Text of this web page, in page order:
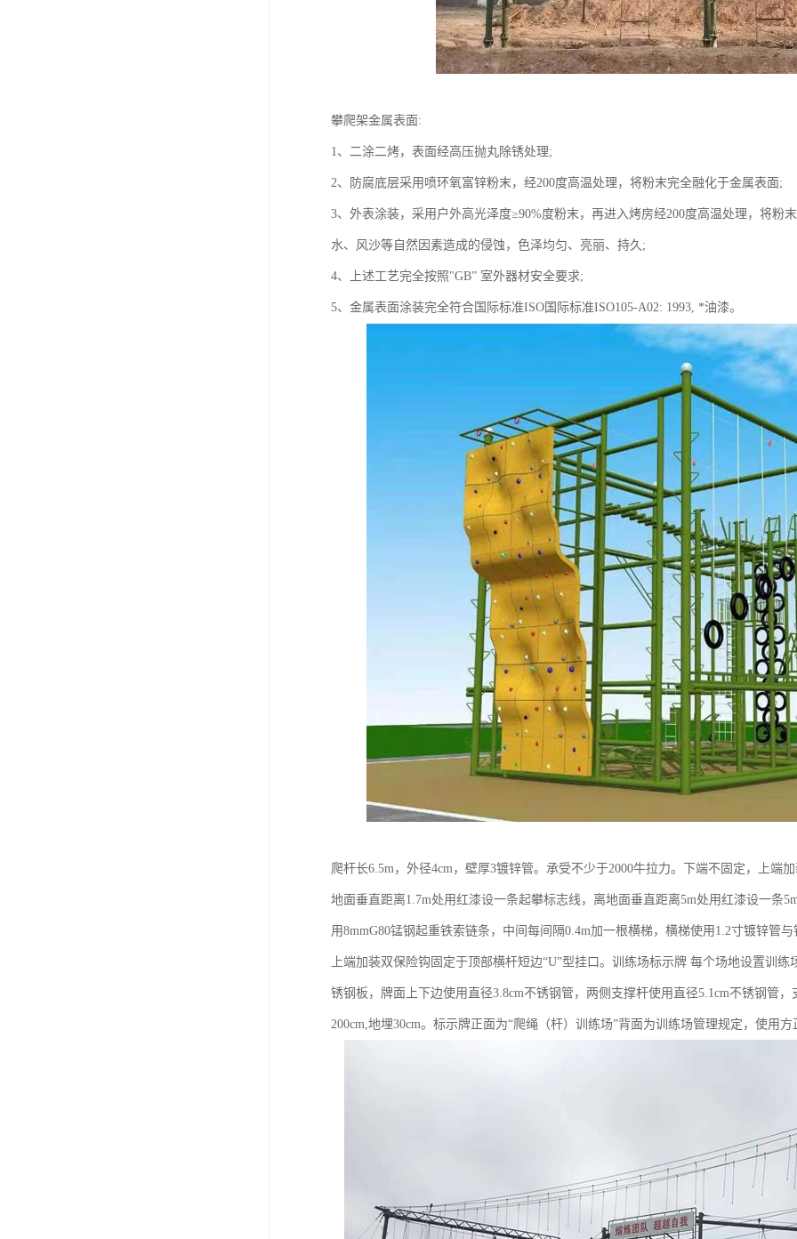
攀爬架金属表面:
1、二涂二烤，表面经高压抛丸除锈处理;
2、防腐底层采用喷环氧富锌粉末，经200度高温处理，将粉末完全融化于金属表面;
3、外表涂装，采用户外高光泽度≥90%度粉末，再进入烤房经200度高温处理，将粉
水、风沙等自然因素造成的侵蚀，色泽均匀、亮丽、持久;
4、上述工艺完全按照"GB” 室外器材安全要求;
5、金属表面涂装完全符合国际标准ISO国际标准ISO105-A02: 1993, *油漆。
爬杆长6.5m，外径4cm，壁厚3镀锌管。承受不少于2000牛拉力。下端不固定，上端
地面垂直距离1.7m处用红漆设一条起攀标志线，离地面垂直距离5m处用红漆设一条
用8mmG80锰钢起重铁索链条，中间每间隔0.4m加一根横梯，横梯使用1.2寸镀锌管
上端加装双保险钩固定于顶部横杆短边“U”型挂口。训练场标示牌 每个场地设置训
锈钢板，牌面上下边使用直径3.8cm不锈钢管，两侧支撑杆使用直径5.1cm不锈钢管
200cm,地埋30cm。标示牌正面为“爬绳（杆）训练场”背面为训练场管理规定，使用